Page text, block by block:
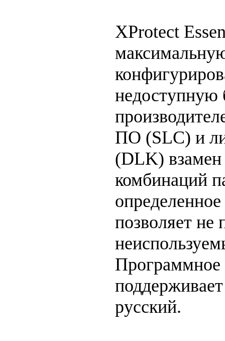
XProtect
недоступную
ПО (SLC) и
(DLK)
комбинаций
позволяет не
Программное
русский.